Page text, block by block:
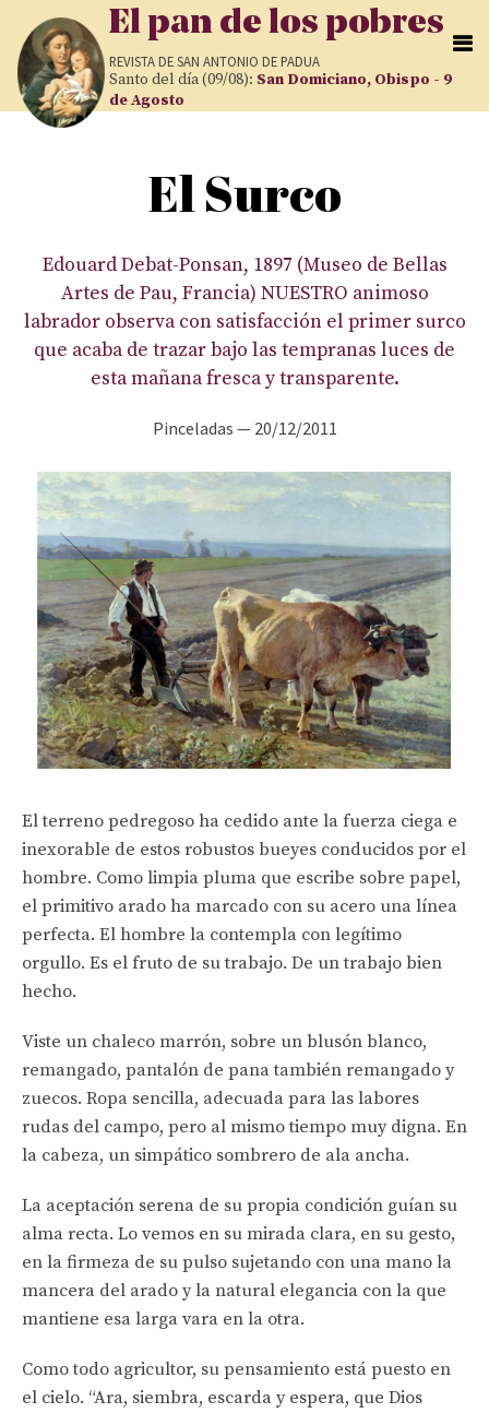
Pasar al contenido principal
El pan de los pobres
REVISTA DESAN ANTONIO DE PADUA
Santo del día (09/08): San Domiciano, Obispo - 9
de Agosto
El Surco
Edouard Debat-Ponsan, 1897 (Museo de Bellas
Artes de Pau, Francia) NUESTRO animoso
labrador observa con satisfacción el primer surco
que acaba de trazar bajo las tempranas luces de
esta mañana fresca y transparente.
Pinceladas — 20/12/2011
El terreno pedregoso ha cedido ante la fuerza ciega e
inexorable de estos robustos bueyes conducidos por el
hombre. Como limpia pluma que escribe sobre papel,
el primitivo arado ha marcado con su acero una línea
perfecta. El hombre la contempla con legítimo
orgullo. Es el fruto de su trabajo. De un trabajo bien
hecho.
Viste un chaleco marrón, sobre un blusón blanco,
remangado, pantalón de pana también remangado y
zuecos. Ropa sencilla, adecuada para las labores
rudas del campo, pero al mismo tiempo muy digna. En
la cabeza, un simpático sombrero de ala ancha.
La aceptación serena de su propia condición guían su
alma recta. Lo vemos en su mirada clara, en su gesto,
en la firmeza de su pulso sujetando con una mano la
mancera del arado y la natural elegancia con la que
mantiene esa larga vara en la otra.
Como todo agricultor, su pensamiento está puesto en
el cielo. “Ara, siembra, escarda y espera, que Dios